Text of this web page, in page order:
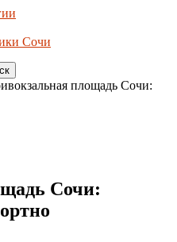
Сочи
площадь Сочи:
Сочи: